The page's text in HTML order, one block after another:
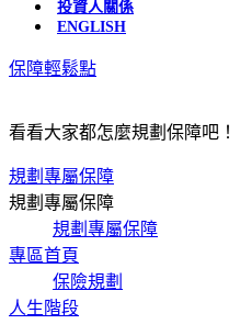
投資人關係
ENGLISH
保障輕鬆點
看看大家都怎麼規劃保障吧！
規劃專屬保障
規劃專屬保障
規劃專屬保障
專區首頁
保險規劃
人生階段